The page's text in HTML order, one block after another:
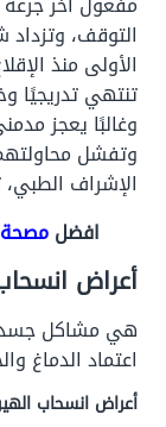
التوقف، وتزداد
تنتهي تدريجيًا
وغالبًا يعجز
وتفشل محاولتهم
الإشراف
افضلمصحة
أعراض
هي مشاكل
اعتماد الدماغ
أعراض انسحاب